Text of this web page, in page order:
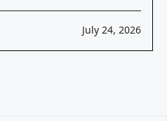
July 24, 2026